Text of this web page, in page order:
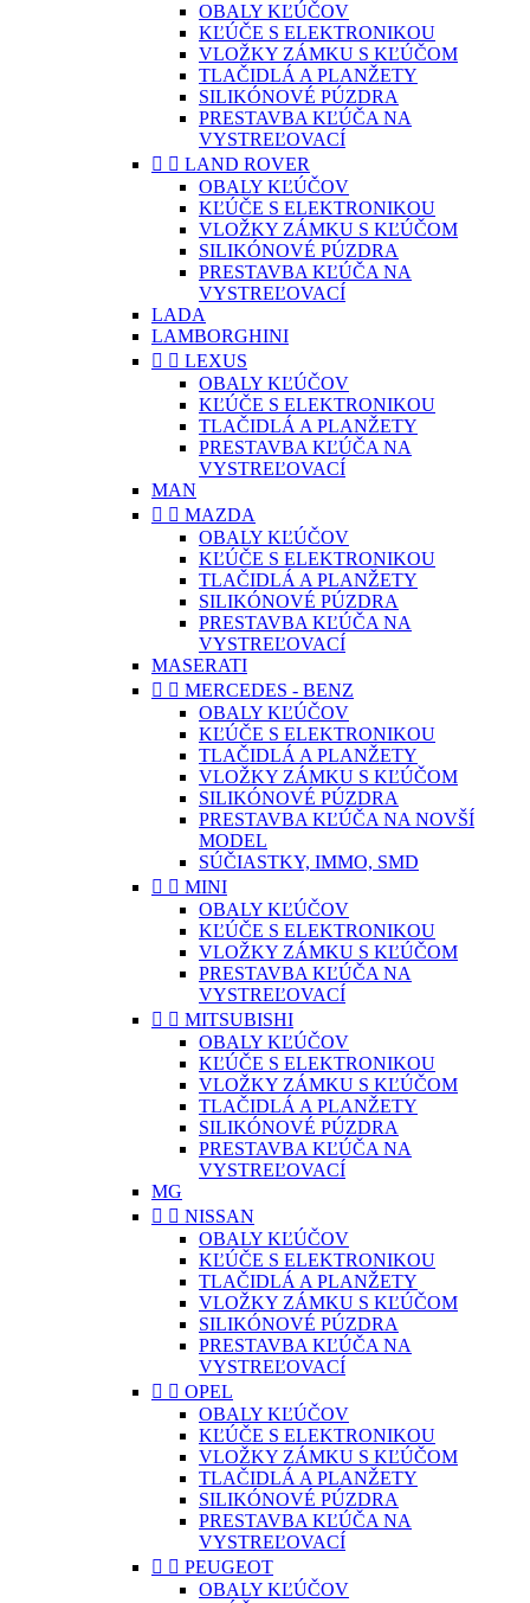
OBALY KĽÚČOV
KĽÚČE S ELEKTRONIKOU
VLOŽKY ZÁMKU S KĽÚČOM
TLAČIDLÁ A PLANŽETY
SILIKÓNOVÉ PÚZDRA
PRESTAVBA KĽÚČA NA
VYSTREĽOVACÍ
  LAND ROVER
OBALY KĽÚČOV
KĽÚČE S ELEKTRONIKOU
VLOŽKY ZÁMKU S KĽÚČOM
SILIKÓNOVÉ PÚZDRA
PRESTAVBA KĽÚČA NA
VYSTREĽOVACÍ
LADA
LAMBORGHINI
  LEXUS
OBALY KĽÚČOV
KĽÚČE S ELEKTRONIKOU
TLAČIDLÁ A PLANŽETY
PRESTAVBA KĽÚČA NA
VYSTREĽOVACÍ
MAN
  MAZDA
OBALY KĽÚČOV
KĽÚČE S ELEKTRONIKOU
TLAČIDLÁ A PLANŽETY
SILIKÓNOVÉ PÚZDRA
PRESTAVBA KĽÚČA NA
VYSTREĽOVACÍ
MASERATI
  MERCEDES - BENZ
OBALY KĽÚČOV
KĽÚČE S ELEKTRONIKOU
TLAČIDLÁ A PLANŽETY
VLOŽKY ZÁMKU S KĽÚČOM
SILIKÓNOVÉ PÚZDRA
PRESTAVBA KĽÚČA NA NOVŠÍ
MODEL
SÚČIASTKY, IMMO, SMD
  MINI
OBALY KĽÚČOV
KĽÚČE S ELEKTRONIKOU
VLOŽKY ZÁMKU S KĽÚČOM
PRESTAVBA KĽÚČA NA
VYSTREĽOVACÍ
  MITSUBISHI
OBALY KĽÚČOV
KĽÚČE S ELEKTRONIKOU
VLOŽKY ZÁMKU S KĽÚČOM
TLAČIDLÁ A PLANŽETY
SILIKÓNOVÉ PÚZDRA
PRESTAVBA KĽÚČA NA
VYSTREĽOVACÍ
MG
  NISSAN
OBALY KĽÚČOV
KĽÚČE S ELEKTRONIKOU
TLAČIDLÁ A PLANŽETY
VLOŽKY ZÁMKU S KĽÚČOM
SILIKÓNOVÉ PÚZDRA
PRESTAVBA KĽÚČA NA
VYSTREĽOVACÍ
  OPEL
OBALY KĽÚČOV
KĽÚČE S ELEKTRONIKOU
VLOŽKY ZÁMKU S KĽÚČOM
TLAČIDLÁ A PLANŽETY
SILIKÓNOVÉ PÚZDRA
PRESTAVBA KĽÚČA NA
VYSTREĽOVACÍ
  PEUGEOT
OBALY KĽÚČOV